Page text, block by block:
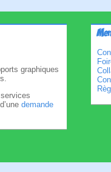
graphiques
demande